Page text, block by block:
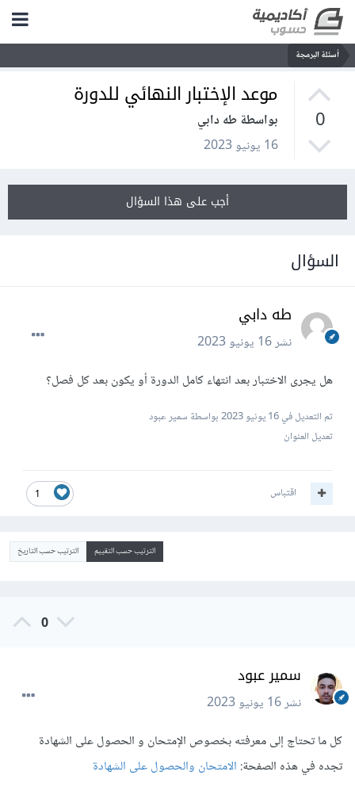
أسئلة البرمجة
0
موعد الإختبار النهائي للدورة
بواسطة طه دابي
16 يونيو 2023
أجب على هذا السؤال
السؤال
طه دابي
نشر16 يونيو 2023
هل يجرى الاختبار بعد انتهاء كامل الدورة أو يكون بعد كل فصل؟
تم التعديل في16 يونيو 2023
بواسطة سمير عبود
تعديل العنوان
1 اقتباس
الترتيب حسب التقييم الترتيب حسب التاريخ
0
سمير عبود
نشر16 يونيو 2023
كل ما تحتاج إلى معرفته بخصوص الإمتحان و الحصول على الشهادة
تجده في هذه الصفحة: الامتحان والحصول على الشهادة